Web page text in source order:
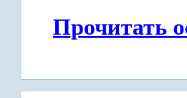
Прочитать